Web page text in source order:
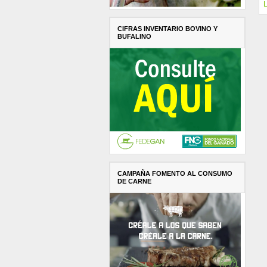
CIFRAS INVENTARIO BOVINO Y
BUFALINO
CAMPAÑA FOMENTO AL CONSUMO
DE CARNE